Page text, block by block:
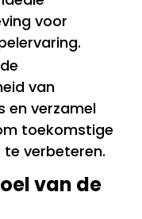
voor
van
en verzamel
toekomstige
te verbeteren.
van de